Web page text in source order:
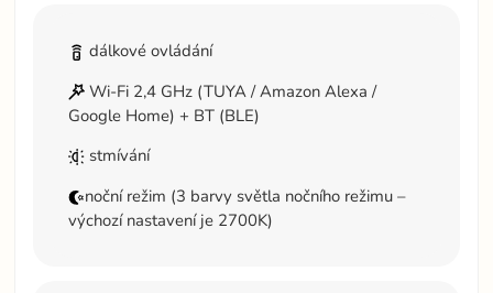
dálkové ovládání
Wi-Fi 2,4 GHz (TUYA / Amazon Alexa /
Google Home) + BT (BLE)
stmívání
noční režim (3 barvy světla nočního režimu –
výchozí nastavení je 2700K)